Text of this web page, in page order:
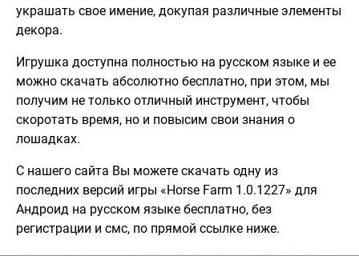
украшать свое имение, докупая различные элементы
декора.
Игрушка доступна полностью на русском языке и ее
можно скачать абсолютно бесплатно, при этом, мы
получим не только отличный инструмент, чтобы
скоротать время, но и повысим свои знания о
лошадках.
С нашего сайта Вы можете скачать одну из
последних версий игры «Horse Farm 1.0.1227» для
Андроид на русском языке бесплатно, без
регистрации и смс, по прямой ссылке ниже.